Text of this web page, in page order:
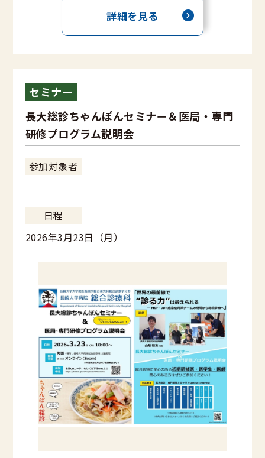
詳細を見る
セミナー
長大総診ちゃんぽんセミナー＆医局・専門
研修プログラム説明会
参加対象者
日程
2026年3月23日（月）